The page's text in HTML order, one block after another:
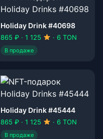
Holiday Drink #40698
865 ₽ · 1 125 · 6 TON
В продаже
Holiday Drink #45444
865 ₽ · 1 125 · 6 TON
В продаже